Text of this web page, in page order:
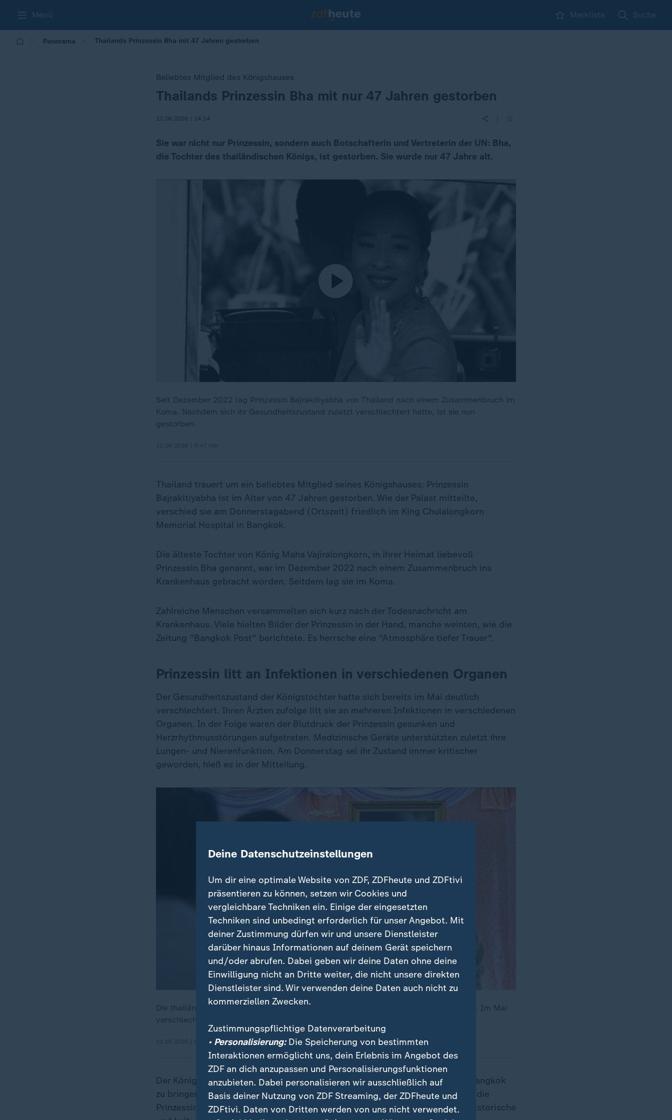
Menü Merkliste Suche
Panorama Thailands Prinzessin Bha mit 47 Jahren gestorben
Beliebtes Mitglied des Königshauses
:
Thailands Prinzessin Bha mit nur 47 Jahren gestorben
12.06.2026 | 14:14
Sie war nicht nur Prinzessin, sondern auch Botschafterin und Vertreterin der UN: Bha,
die Tochter des thailändischen Königs, ist gestorben. Sie wurde nur 47 Jahre alt.
Seit Dezember 2022 lag Prinzessin Bajrakitiyabha von Thailand nach einem Zusammenbruch im
Koma. Nachdem sich ihr Gesundheitszustand zuletzt verschlechtert hatte, ist sie nun
gestorben.
Thailand trauert um ein beliebtes Mitglied seines Königshauses: Prinzessin
Bajrakitiyabha ist im Alter von 47 Jahren gestorben. Wie der Palast mitteilte,
verschied sie am Donnerstagabend (Ortszeit) friedlich im King Chulalongkorn
Memorial Hospital in Bangkok.
Die älteste Tochter von König Maha Vajiralongkorn, in ihrer Heimat liebevoll
Prinzessin Bha genannt, war im Dezember 2022 nach einem Zusammenbruch ins
Krankenhaus gebracht worden. Seitdem lag sie im Koma.
Zahlreiche Menschen versammelten sich kurz nach der Todesnachricht am
Krankenhaus. Viele hielten Bilder der Prinzessin in der Hand, manche weinten, wie die
Zeitung "Bangkok Post" berichtete. Es herrsche eine "Atmosphäre tiefer Trauer".
Prinzessin litt an Infektionen in verschiedenen Organen
Der Gesundheitszustand der Königstochter hatte sich bereits im Mai deutlich
verschlechtert. Ihren Ärzten zufolge litt sie an mehreren Infektionen in verschiedenen
Organen. In der Folge waren der Blutdruck der Prinzessin gesunken und
Herzrhythmusstörungen aufgetreten. Medizinische Geräte unterstützten zuletzt ihre
Lungen- und Nierenfunktion. Am Donnerstag sei ihr Zustand immer kritischer
geworden, hieß es in der Mitteilung.
Die thailändische Prinzessin Bha lag seit einem Zusammenbruch Ende 2022 im Koma. Im Mai
verschlechterte sich ihr Zustand deutlich.
21.05.2026 | 0:42 min
Der König ordnete an, ihren Leichnam in die Thronhalle im Grand Palace in Bangkok
zu bringen, wo die Öffentlichkeit Abschied von ihr nehmen kann. Später soll die
Prinzessin mit höchsten Ehren beigesetzt werden. Der Große Palast ist der historische
Deine Datenschutzeinstellungen
Um dir eine optimale Website von ZDF, ZDFheute und ZDFtivi
präsentieren zu können, setzen wir Cookies und
vergleichbare Techniken ein. Einige der eingesetzten
Techniken sind unbedingt erforderlich für unser Angebot. Mit
deiner Zustimmung dürfen wir und unsere Dienstleister
darüber hinaus Informationen auf deinem Gerät speichern
und/oder abrufen. Dabei geben wir deine Daten ohne deine
Einwilligung nicht an Dritte weiter, die nicht unsere direkten
Dienstleister sind. Wir verwenden deine Daten auch nicht zu
kommerziellen Zwecken.
Zustimmungspflichtige Datenverarbeitung
• Personalisierung:Die Speicherung von bestimmten
Interaktionen ermöglicht uns, dein Erlebnis im Angebot des
ZDF an dich anzupassen und Personalisierungsfunktionen
anzubieten. Dabei personalisieren wir ausschließlich auf
Basis deiner Nutzung von ZDF Streaming, der ZDFheute und
ZDFtivi. Daten von Dritten werden von uns nicht verwendet.